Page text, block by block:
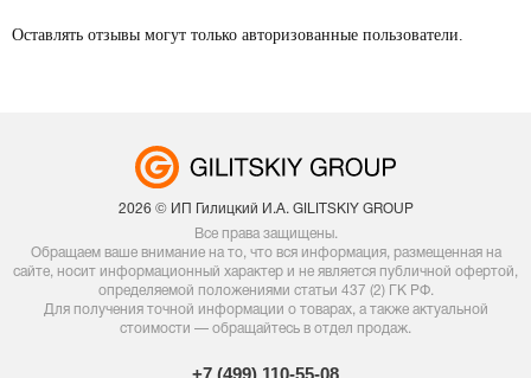
Оставлять отзывы могут только авторизованные пользователи.
2026 © ИП Гилицкий И.А. GILITSKIY GROUP
Все права защищены.
Обращаем ваше внимание на то, что вся информация, размещенная на
сайте, носит информационный характер и не является публичной офертой,
определяемой положениями статьи 437 (2) ГК РФ.
Для получения точной информации о товарах, а также актуальной
стоимости — обращайтесь в отдел продаж.
+7 (499) 110-55-08